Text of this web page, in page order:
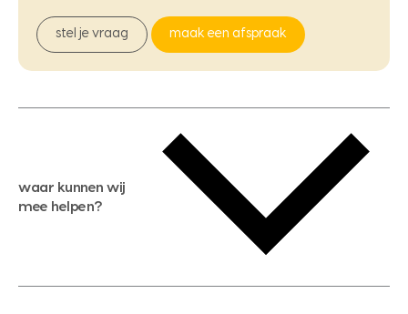
stel je vraag maak een afspraak
waar kunnen wij
mee helpen?